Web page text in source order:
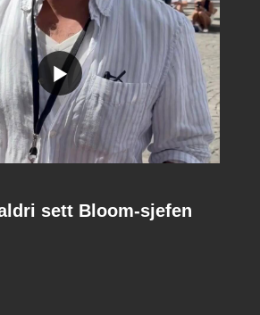
sett Bloom-sjefen